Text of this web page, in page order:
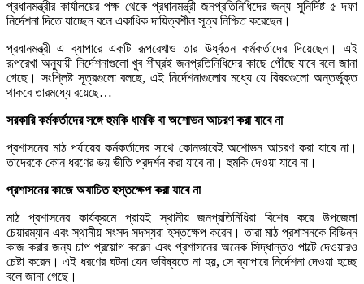
প্রধানমন্ত্রীর কার্যালয়ের পক্ষ থেকে প্রধানমন্ত্রী জনপ্রতিনিধিদের জন্য সুনির্দিষ্ট ৫ দফা
নির্দেশনা দিতে যাচ্ছেন বলে একাধিক দায়িত্বশীল সূত্র নিশ্চিত করেছেন।
প্রধানমন্ত্রী এ ব্যাপারে একটি রূপরেখাও তার ঊর্ধ্বতন কর্মকর্তাদের দিয়েছেন। এই
রূপরেখা অনুযায়ী নির্দেশনাগুলো খুব শীঘ্রই জনপ্রতিনিধিদের কাছে পৌঁছে যাবে বলে জানা
গেছে। সংশ্লিষ্ট সূত্রগুলো বলছে, এই নির্দেশনাগুলোর মধ্যে যে বিষয়গুলো অন্তর্ভুক্ত
থাকবে তারমধ্যে রয়েছে…
সরকারি কর্মকর্তাদের সঙ্গে হুমকি ধামকি বা অশোভন আচরণ করা যাবে না
প্রশাসনের মাঠ পর্যায়ের কর্মকর্তাদের সাথে কোনভাবেই অশোভন আচরণ করা যাবে না।
তাদেরকে কোন ধরণের ভয় ভীতি প্রদর্শন করা যাবে না। হুমকি দেওয়া যাবে না।
প্রশাসনের কাজে অযাচিত হস্তক্ষেপ করা যাবে না
মাঠ প্রশাসনের কার্যক্রমে প্রায়ই স্থানীয় জনপ্রতিনিধিরা বিশেষ করে উপজেলা
চেয়ারম্যান এবং স্থানীয় সংসদ সদস্যরা হস্তক্ষেপ করেন। তারা মাঠ প্রশাসনকে বিভিন্ন
কাজ করার জন্য চাপ প্রয়োগ করেন এবং প্রশাসনের অনেক সিদ্ধান্তও পাল্টে দেওয়ারও
চেষ্টা করেন। এই ধরণের ঘটনা যেন ভবিষ্যতে না হয়, সে ব্যাপারে নির্দেশনা দেওয়া হচ্ছে
বলে জানা গেছে।